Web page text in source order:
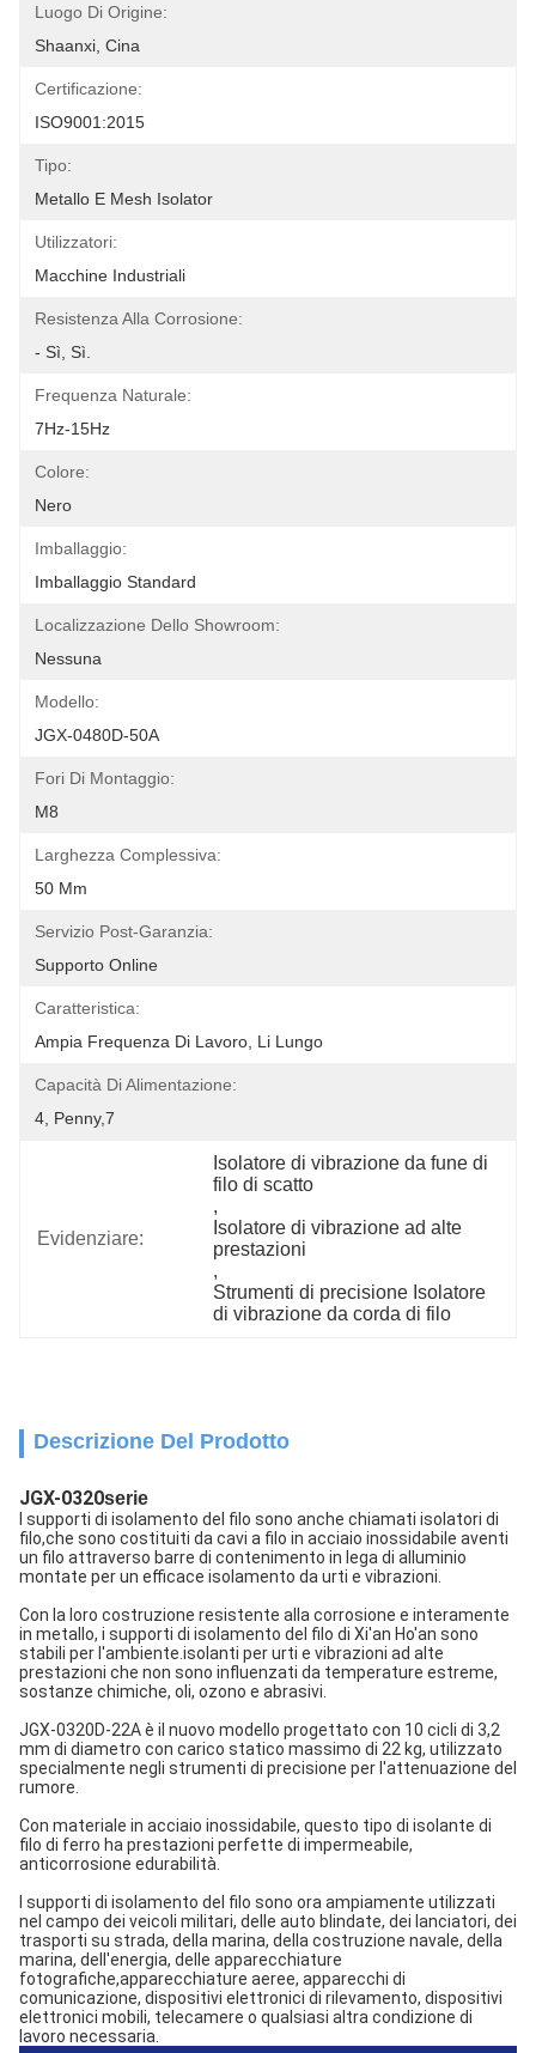
Luogo Di Origine:
Shaanxi, Cina
Certificazione:
ISO9001:2015
Tipo:
Metallo E Mesh Isolator
Utilizzatori:
Macchine Industriali
Resistenza Alla Corrosione:
- Sì, Sì.
Frequenza Naturale:
7Hz-15Hz
Colore:
Nero
Imballaggio:
Imballaggio Standard
Localizzazione Dello Showroom:
Nessuna
Modello:
JGX-0480D-50A
Fori Di Montaggio:
M8
Larghezza Complessiva:
50 Mm
Servizio Post-Garanzia:
Supporto Online
Caratteristica:
Ampia Frequenza Di Lavoro, Li Lungo
Capacità Di Alimentazione:
4, Penny,7
Evidenziare:
Isolatore di vibrazione da fune di
filo di scatto
,
Isolatore di vibrazione ad alte
prestazioni
,
Strumenti di precisione Isolatore
di vibrazione da corda di filo
Descrizione Del Prodotto
JGX-0320serie
I supporti di isolamento del filo sono anche chiamati isolatori di
filo,che sono costituiti da cavi a filo in acciaio inossidabile aventi
un filo attraverso barre di contenimento in lega di alluminio
montate per un efficace isolamento da urti e vibrazioni.
Con la loro costruzione resistente alla corrosione e interamente
in metallo, i supporti di isolamento del filo di Xi'an Ho'an sono
stabili per l'ambiente. isolanti per urti e vibrazioni ad alte
prestazioni che non sono influenzati da temperature estreme,
sostanze chimiche, oli, ozono e abrasivi.
JGX-0320D-22A è il nuovo modello progettato con 10 cicli di 3,2
mm di diametro con carico statico massimo di 22 kg, utilizzato
specialmente negli strumenti di precisione per l'attenuazione del
rumore.
Con materiale in acciaio inossidabile, questo tipo di isolante di
filo di ferro ha prestazioni perfette di impermeabile,
anticorrosione edurabilità.
I supporti di isolamento del filo sono ora ampiamente utilizzati
nel campo dei veicoli militari, delle auto blindate, dei lanciatori, dei
trasporti su strada, della marina, della costruzione navale, della
marina, dell'energia, delle apparecchiature
fotografiche,apparecchiature aeree, apparecchi di
comunicazione, dispositivi elettronici di rilevamento, dispositivi
elettronici mobili, telecamere o qualsiasi altra condizione di
lavoro necessaria.